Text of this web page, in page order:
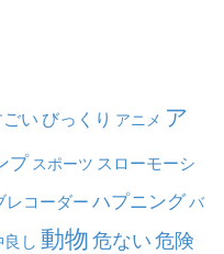
い びっくり アニメ ア
プ スポーツ スローモーシ
レコーダー ハプニング バ
良し 動物 危ない 危険